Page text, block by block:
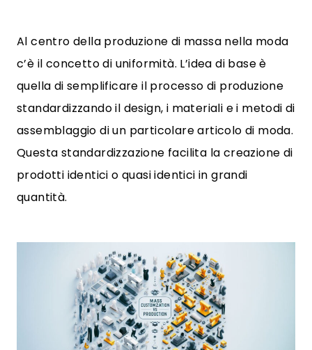
Al centro della produzione di massa nella moda
c’è il concetto di uniformità. L’idea di base è
quella di semplificare il processo di produzione
standardizzando il design, i materiali e i metodi di
assemblaggio di un particolare articolo di moda.
Questa standardizzazione facilita la creazione di
prodotti identici o quasi identici in grandi
quantità.